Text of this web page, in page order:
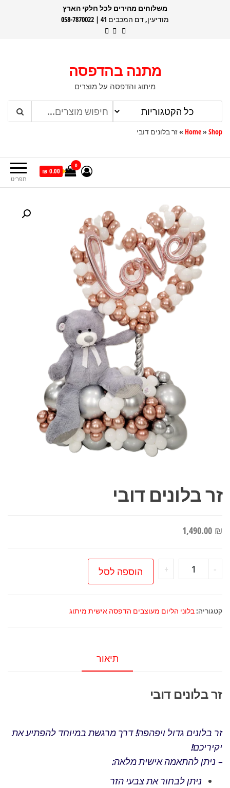
משלוחים מהירים לכל חלקי הארץ
מודיעין, דם המכבים 41 | 058-7870022
מתנה בהדפסה
מיתוג והדפסה על מוצרים
Home» Shop
»זר בלונים דובי
תפריט
0
0.00 ₪
זר בלונים דובי
1,490.00 ₪
-
כמות
של
בלונים
+ הוספה לסל
קטגוריה:בלוני הליום מעוצבים הדפסה אישית מיתוג
תיאור
זר בלונים דובי
זר בלונים גדול ויפהפה! דרך מרגשת במיוחד להפתיע את
יקיריכם!
– ניתן להתאמה אישית מלאה:
ניתן לבחור את צבעי הזר